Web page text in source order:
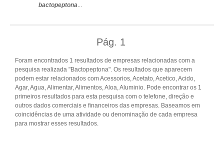
bactopeptona...
Pág. 1
Foram encontrados 1 resultados de empresas relacionadas com a
pesquisa realizada "Bactopeptona". Os resultados que aparecem
podem estar relacionados com Acessorios, Acetato, Acetico, Acido,
Agar, Agua, Alimentar, Alimentos, Aloa, Aluminio. Pode encontrar os 1
primeiros resultados para esta pesquisa com o telefone, direção e
outros dados comerciais e financeiros das empresas. Baseamos em
coincidências de uma atividade ou denominação de cada empresa
para mostrar esses resultados.